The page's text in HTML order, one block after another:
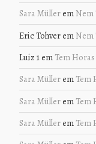
Sara Müllerem Nem
Eric Tohverem Nem
Luiz 1em Tem Horas
Sara Müllerem Tem
Sara Müllerem Tem
Sara Müllerem Tem